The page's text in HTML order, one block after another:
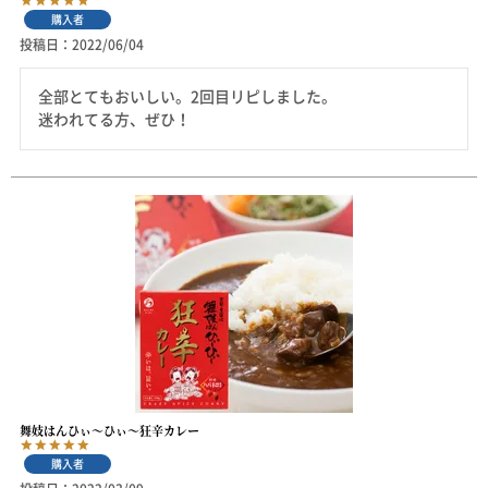
購入者
投稿日 2022/06/04
全部とてもおいしい。2回目リピしました。
迷われてる方、ぜひ！
舞妓はんひぃ～ひぃ～狂辛カレー
購入者